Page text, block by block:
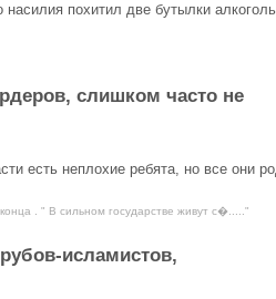
похитил две бутылки
слишком часто не
есть неплохие ребята, но все они
. " В сильном государстве живут с�....."
исламистов,